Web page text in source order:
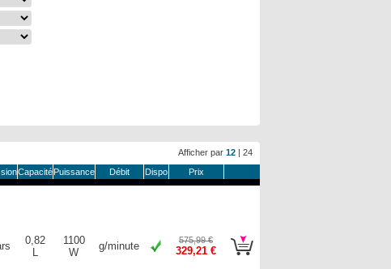
Afficher par 12 | 24
CapacitéPuissance Débit Dispo Prix
0,82
L
1100
W
g/minute 575,99 €
329,21 €